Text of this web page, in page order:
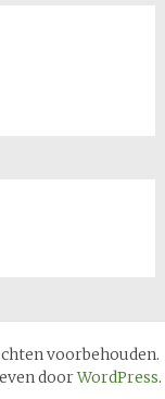
voorbehouden.
doorWordPress.